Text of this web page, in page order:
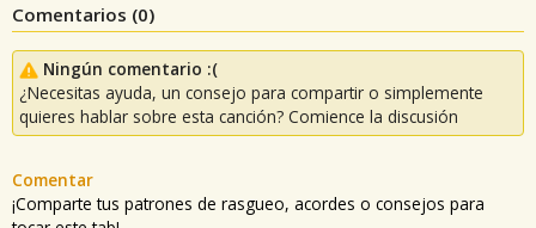
Comentarios (0)
Ningún comentario :(
¿Necesitas ayuda, un consejo para compartir o simplemente
quieres hablar sobre esta canción? Comience la discusión
Comentar
¡Comparte tus patrones de rasgueo, acordes o consejos para